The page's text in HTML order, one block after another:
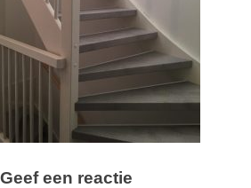
Geef een reactie